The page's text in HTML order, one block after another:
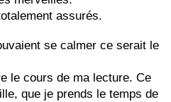
assurés.
se calmer ce serait le
le cours de ma lecture. Ce
que je prends le temps de